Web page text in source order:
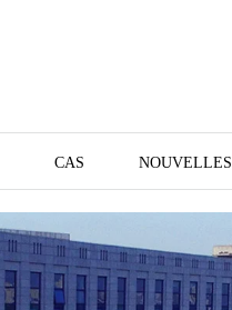
CAS NOUVELLES